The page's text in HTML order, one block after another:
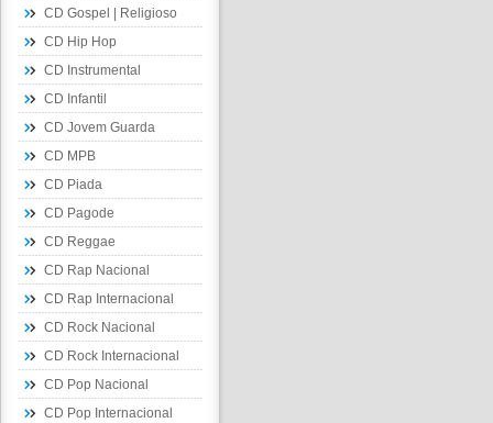
CD Gospel | Religioso
CD Hip Hop
CD Instrumental
CD Infantil
CD Jovem Guarda
CD MPB
CD Piada
CD Pagode
CD Reggae
CD Rap Nacional
CD Rap Internacional
CD Rock Nacional
CD Rock Internacional
CD Pop Nacional
CD Pop Internacional